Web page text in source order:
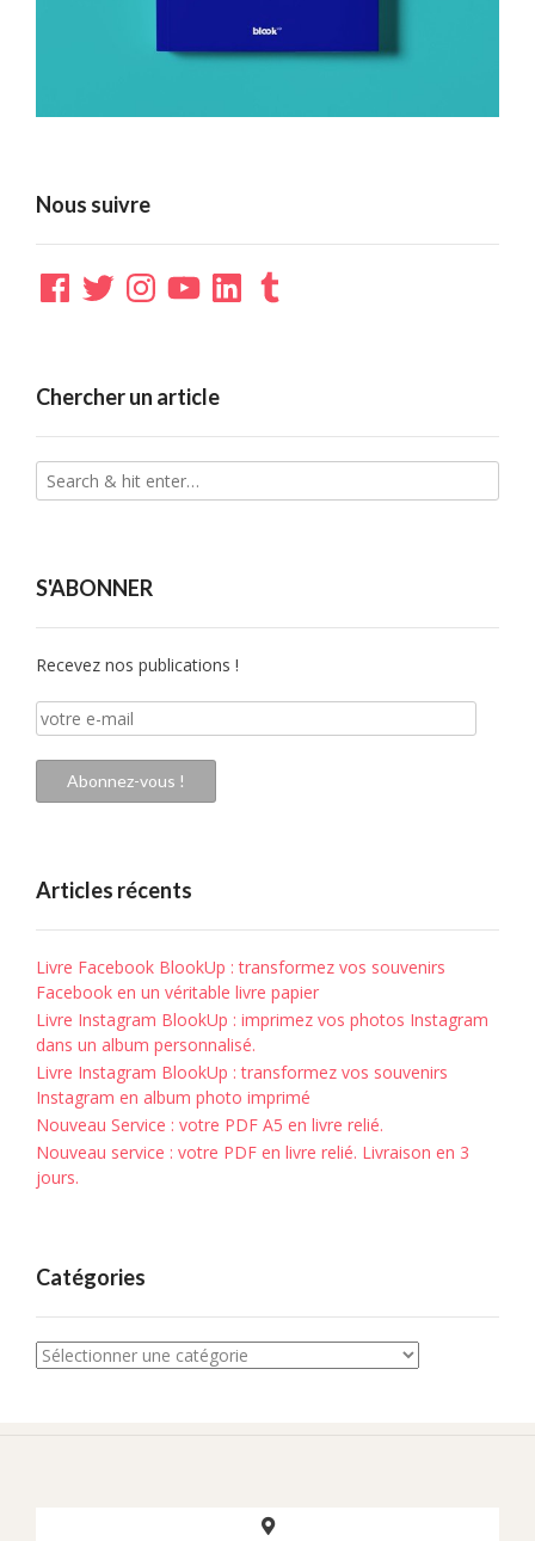
Nous suivre
Facebook
TwitterInstagramYouTubeLinkedInTumblr
Chercher un article
S'ABONNER
Recevez nos publications !
votre
e-
mail
Abonnez-vous !
Articles récents
Livre Facebook BlookUp : transformez vos souvenirs
Facebook en un véritable livre papier
Livre Instagram BlookUp : imprimez vos photos Instagram
dans un album personnalisé.
Livre Instagram BlookUp : transformez vos souvenirs
Instagram en album photo imprimé
Nouveau Service : votre PDF A5 en livre relié.
Nouveau service : votre PDF en livre relié. Livraison en 3
jours.
Catégories
Catégories